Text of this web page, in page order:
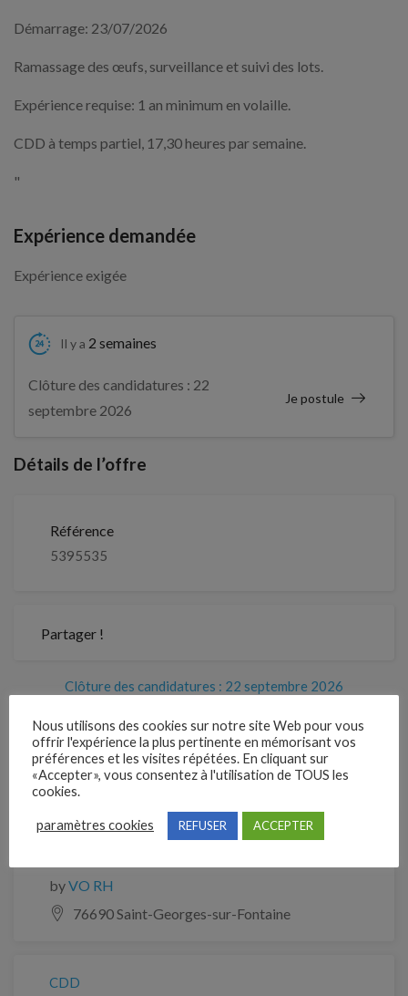
Démarrage: 23/07/2026
Ramassage des œufs, surveillance et suivi des lots.
Expérience requise: 1 an minimum en volaille.
CDD à temps partiel, 17,30 heures par semaine.
"
Expérience demandée
Expérience exigée
Il y a 2 semaines
Clôture des candidatures : 22
septembre 2026
Je postule
Détails de l’offre
Référence
5395535
Partager !
Clôture des candidatures : 22 septembre 2026
Je postule
Emplois similaires
CDD
byVO RH
76690 Saint-Georges-sur-Fontaine
CDD
Nous utilisons des cookies sur notre site Web pour vous
offrir l'expérience la plus pertinente en mémorisant vos
préférences et les visites répétées. En cliquant sur
«Accepter», vous consentez à l'utilisation de TOUS les
cookies.
paramètres cookies REFUSER ACCEPTER